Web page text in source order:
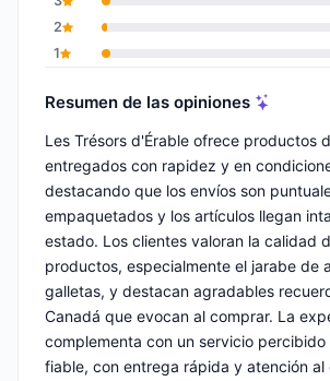
2
1
Resumen de las opiniones
Les Trésors d'Érable ofrece productos
entregados con rapidez y en
destacando que los envíos son
empaquetados y los artículos llegan
estado. Los clientes valoran la calidad
productos, especialmente el jarabe de
galletas, y destacan agradables
Canadá que evocan al comprar. La
complementa con un servicio percibido
fiable, con entrega rápida y atención al